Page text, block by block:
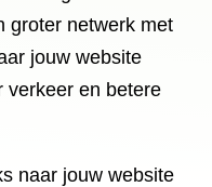
groter netwerk met
jouw website
verkeer en betere
naar jouw website